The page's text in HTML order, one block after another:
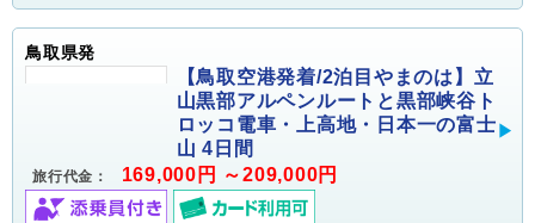
鳥取県発
【鳥取空港発着/2泊目やまのは】立
山黒部アルペンルートと黒部峡谷ト
ロッコ電車・上高地・日本一の富士
山 4日間
旅行代金： 169,000円 ～209,000円